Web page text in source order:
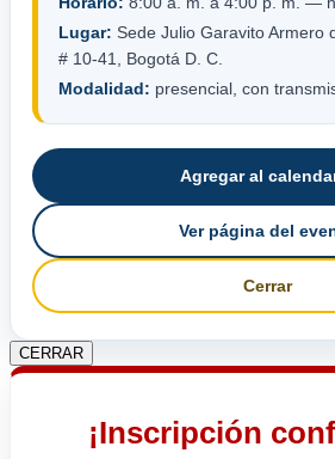
Lugar: Sede Julio Garavito Armero
# 10-41, Bogotá D. C.
Modalidad: presencial, con
Agregar al
Ver página del
Cerrar
CERRAR
¡Inscripción